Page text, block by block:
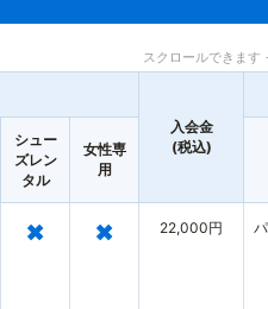
スクロールできま
入会金
(税込)
シュー
ズレン
タル
女性専
用
× × 22,000円